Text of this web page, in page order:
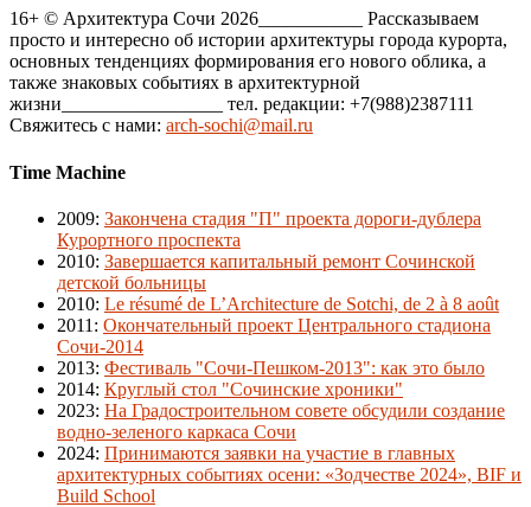
16+ © Архитектура Сочи 2026___________ Рассказываем
просто и интересно об истории архитектуры города курорта,
основных тенденциях формирования его нового облика, а
также знаковых событиях в архитектурной
жизни_________________ тел. редакции: +7(988)2387111
Свяжитесь с нами: arch-sochi@mail.ru
Time Machine
2009: Закончена стадия "П" проекта дороги-дублера
Курортного проспекта
2010: Завершается капитальный ремонт Сочинской
детской больницы
2010: Le résumé de L’Architecture de Sotchi, de 2 à 8 août
2011 : Окончательный проект Центрального стадиона
Сочи-2014
2013: Фестиваль "Сочи-Пешком-2013": как это было
2014: Круглый стол "Сочинские хроники"
2023: На Градостроительном совете обсудили создание
водно-зеленого каркаса Сочи
2024: Принимаются заявки на участие в главных
архитектурных событиях осени: «Зодчестве 2024», BIF и
Build School